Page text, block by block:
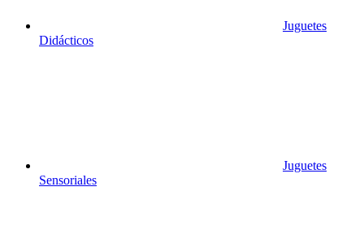
Juguetes
Didácticos
Juguetes
Sensoriales